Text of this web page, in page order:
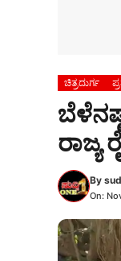
ಚಿತ್ರದುರ್ಗ
ರಾಜ್ಯ
By
On: